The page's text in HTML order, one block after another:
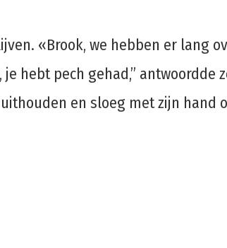
«Brook, we hebben er lang
je hebt pech gehad,”
en sloeg met zijn hand